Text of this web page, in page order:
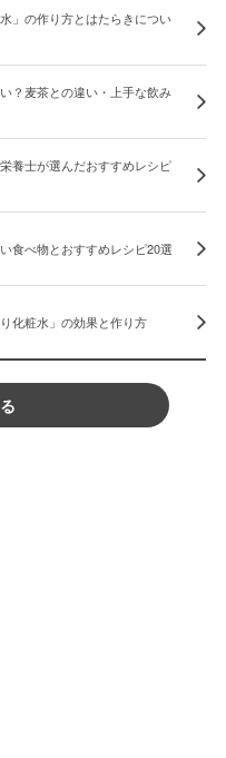
」の作り方とはたらきについ
？麦茶との違い・上手な飲み
養士が選んだおすすめレシピ
食べ物とおすすめレシピ20選
化粧水」の効果と作り方